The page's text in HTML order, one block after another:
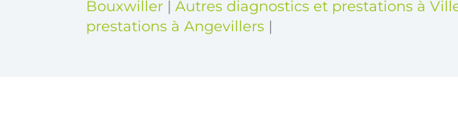
Bouxwiller |Autres diagnostics et prestations à
prestations à Angevillers |